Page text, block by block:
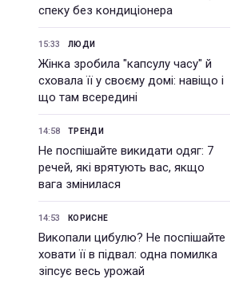
спеку без кондиціонера
15:33 ЛЮДИ
Жінка зробила "капсулу часу" й
сховала її у своєму домі: навіщо і
що там всередині
14:58 ТРЕНДИ
Не поспішайте викидати одяг: 7
речей, які врятують вас, якщо
вага змінилася
14:53 КОРИСНЕ
Викопали цибулю? Не поспішайте
ховати її в підвал: одна помилка
зіпсує весь урожай